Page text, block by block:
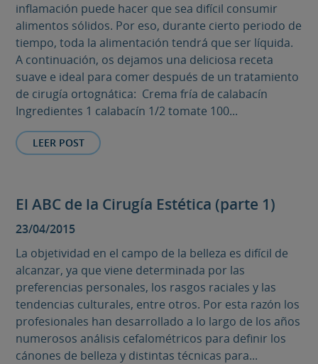
inflamación puede hacer que sea difícil consumir
alimentos sólidos. Por eso, durante cierto periodo de
tiempo, toda la alimentación tendrá que ser líquida.
A continuación, os dejamos una deliciosa receta
suave e ideal para comer después de un tratamiento
de cirugía ortognática: Crema fría de calabacín
Ingredientes 1 calabacín 1/2 tomate 100...
LEER POST
El ABC de la Cirugía Estética (parte 1)
23/04/2015
La objetividad en el campo de la belleza es difícil de
alcanzar, ya que viene determinada por las
preferencias personales, los rasgos raciales y las
tendencias culturales, entre otros. Por esta razón los
profesionales han desarrollado a lo largo de los años
numerosos análisis cefalométricos para definir los
cánones de belleza y distintas técnicas para...